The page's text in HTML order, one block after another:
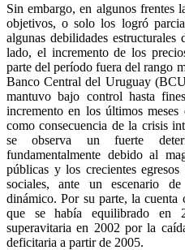
Sin embargo, en algunos frentes
objetivos, o solo los logró
algunas debilidades
lado, el incremento de los
parte del período fuera del rango
Banco Central del Uruguay
mantuvo bajo control hasta
incremento en los últimos
como consecuencia de la crisis
se observa un fuerte
fundamentalmente debido al
públicas y los crecientes
sociales, ante un escenario
dinámico. Por su parte, la cuenta
que se había equilibrado en
superavitaria en 2002 por la
deficitaria a partir de 2005.